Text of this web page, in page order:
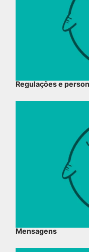
Regulações e
Mensagens